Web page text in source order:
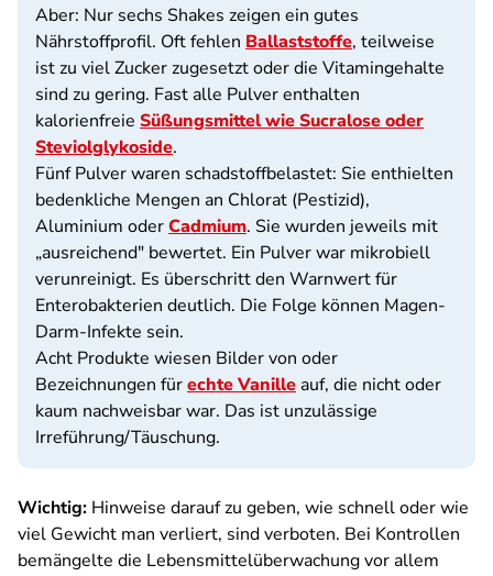
Aber: Nur sechs Shakes zeigen ein gutes
Nährstoffprofil. Oft fehlen Ballaststoffe, teilweise
ist zu viel Zucker zugesetzt oder die Vitamingehalte
sind zu gering. Fast alle Pulver enthalten
kalorienfreie Süßungsmittel wie Sucralose oder
Steviolglykoside.
Fünf Pulver waren schadstoffbelastet: Sie enthielten
bedenkliche Mengen an Chlorat (Pestizid),
Aluminium oderCadmium. Sie wurden jeweils mit
„ausreichend" bewertet. Ein Pulver war mikrobiell
verunreinigt. Es überschritt den Warnwert für
Enterobakterien deutlich. Die Folge können Magen-
Darm-Infekte sein.
Acht Produkte wiesen Bilder von oder
Bezeichnungen fürechte Vanilleauf, die nicht oder
kaum nachweisbar war. Das ist unzulässige
Irreführung/Täuschung.
Wichtig: Hinweise darauf zu geben, wie schnell oder wie
viel Gewicht man verliert, sind verboten. Bei Kontrollen
bemängelte die Lebensmittelüberwachung vor allem